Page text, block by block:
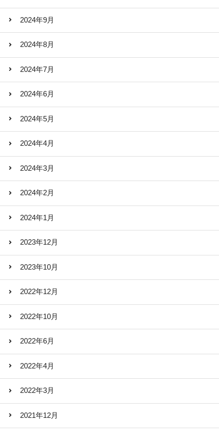
2024年9月
2024年8月
2024年7月
2024年6月
2024年5月
2024年4月
2024年3月
2024年2月
2024年1月
2023年12月
2023年10月
2022年12月
2022年10月
2022年6月
2022年4月
2022年3月
2021年12月